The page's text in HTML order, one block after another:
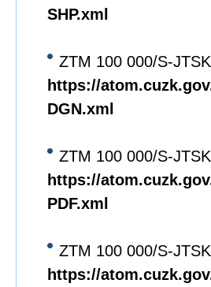
SHP.xml
ZTM 100 000/S-
https://
DGN.xml
ZTM 100 000/S-
https://
PDF.xml
ZTM 100 000/S-
https://